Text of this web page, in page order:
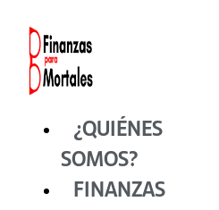
contenido
¿QUIÉNES
SOMOS?
FINANZAS